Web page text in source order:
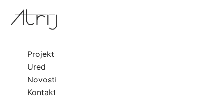
Projekti
Ured
Novosti
Kontakt